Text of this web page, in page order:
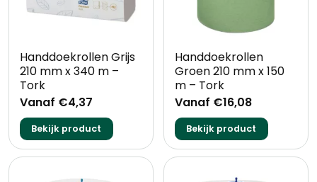
Handdoekrollen Grijs
210 mm x 340 m –
Tork
Vanaf €4,37
Bekijk product
Handdoekrollen
Groen 210 mm x 150
m – Tork
Vanaf €16,08
Bekijk product